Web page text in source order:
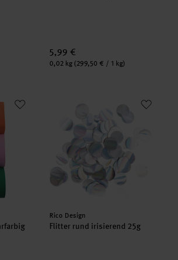
5,99 €
Inhalt:
0,02 kg (299,50 € / 1 kg)
3,5cm 10m 6 Stück
Flitter rund irisierend 25g
Hersteller:
Rico Design
Flitter rund irisierend 25g